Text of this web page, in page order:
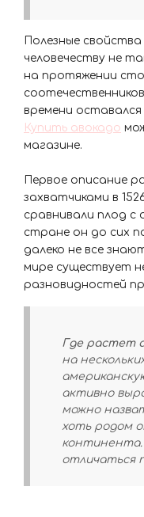
Полезные
человечеству не
на протяжении
времени
Купить авокадо
магазине.
Первое описание
захватчиками в
сравнивали плод
стране он до сих
далеко не все
мире существует
разновидностей
Где растет
на
активно
можно
хоть родом
континента.
отличаться